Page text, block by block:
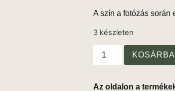
A szín a fotózás során
3 készleten
Az oldalon a